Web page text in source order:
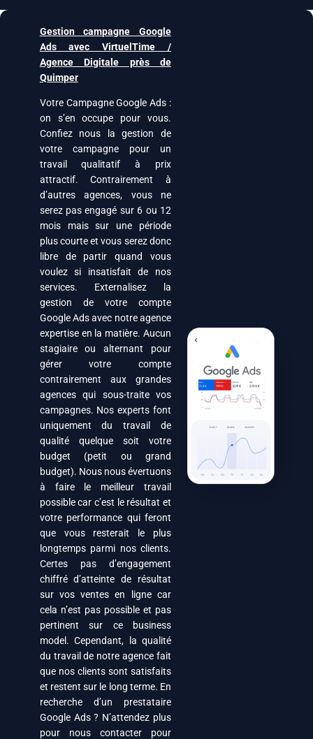
Gestion campagne Google
Ads avec VirtuelTime /
Agence Digitale près de
Quimper
Votre Campagne Google Ads :
on s’en occupe pour vous.
Confiez nous la gestion de
votre campagne pour un
travail qualitatif à prix
attractif. Contrairement à
d’autres agences, vous ne
serez pas engagé sur 6 ou 12
mois mais sur une période
plus courte et vous serez donc
libre de partir quand vous
voulez si insatisfait de nos
services. Externalisez la
gestion de votre compte
Google Ads avec notre agence
expertise en la matière. Aucun
stagiaire ou alternant pour
gérer votre compte
contrairement aux grandes
agences qui sous-traite vos
campagnes. Nos experts font
uniquement du travail de
qualité quelque soit votre
budget (petit ou grand
budget). Nous nous évertuons
à faire le meilleur travail
possible car c’est le résultat et
votre performance qui feront
que vous resterait le plus
longtemps parmi nos clients.
Certes pas d’engagement
chiffré d’atteinte de résultat
sur vos ventes en ligne car
cela n’est pas possible et pas
pertinent sur ce business
model. Cependant, la qualité
du travail de notre agence fait
que nos clients sont satisfaits
et restent sur le long terme. En
recherche d’un prestataire
Google Ads ? N’attendez plus
pour nous contacter pour